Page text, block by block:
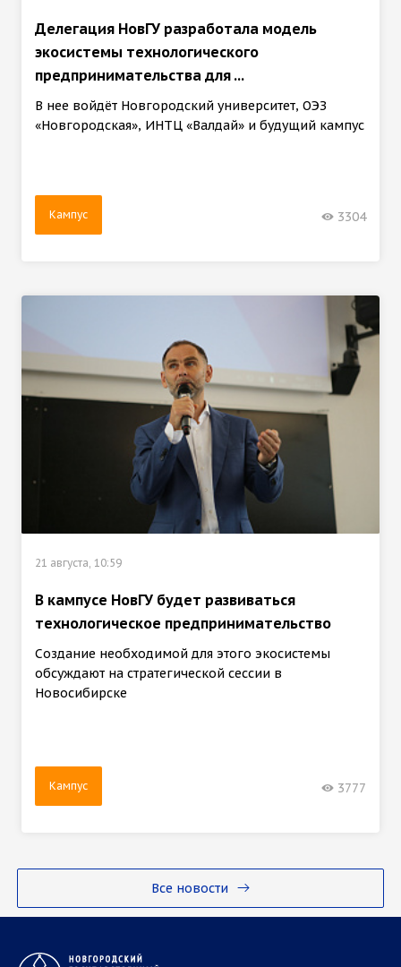
Все новости
Делегация НовГУ разработала модель
экосистемы технологического
предпринимательства для ...
В нее войдёт Новгородский университет, ОЭЗ
«Новгородская», ИНТЦ «Валдай» и будущий кампус
Кампус 3304
21 августа, 10:59
В кампусе НовГУ будет развиваться
технологическое предпринимательство
Создание необходимой для этого экосистемы
обсуждают на стратегической сессии в
Новосибирске
Кампус 3777